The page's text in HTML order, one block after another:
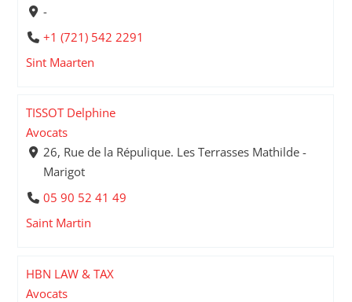
-
+1 (721) 542 2291
Sint Maarten
TISSOT Delphine
Avocats
26, Rue de la Répulique. Les Terrasses Mathilde -
Marigot
05 90 52 41 49
Saint Martin
HBN LAW & TAX
Avocats